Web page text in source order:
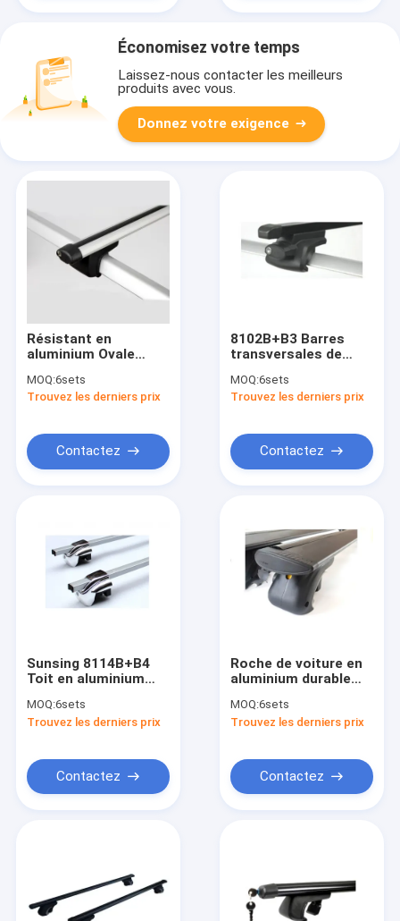
Vidéos
Économisez votre temps
Laissez-nous contacter les meilleurs
produits avec vous.
Donnez votre exigence
Résistant en
aluminium Ovale
Barre croisée
8114+B1 Universel
avec le support de
voiture Raised rails
accessoire
MOQ:6sets
Trouvez les derniers prix
Contactez
8102B+B3 Barres
transversales de
revêtus de zinc
durables accessoire
les déplacements
avec rails relevés
MOQ:6sets
Trouvez les derniers prix
Contactez
Sunsing 8114B+B4
Toit en aluminium
transversales Toit
universel Rails
toit à haute
performance
MOQ:6sets
Trouvez les derniers prix
Contactez
Roche de voiture en
aluminium durable
Facile d'installation
Universel pour les
MOQ:6sets
Trouvez les derniers prix
Contactez